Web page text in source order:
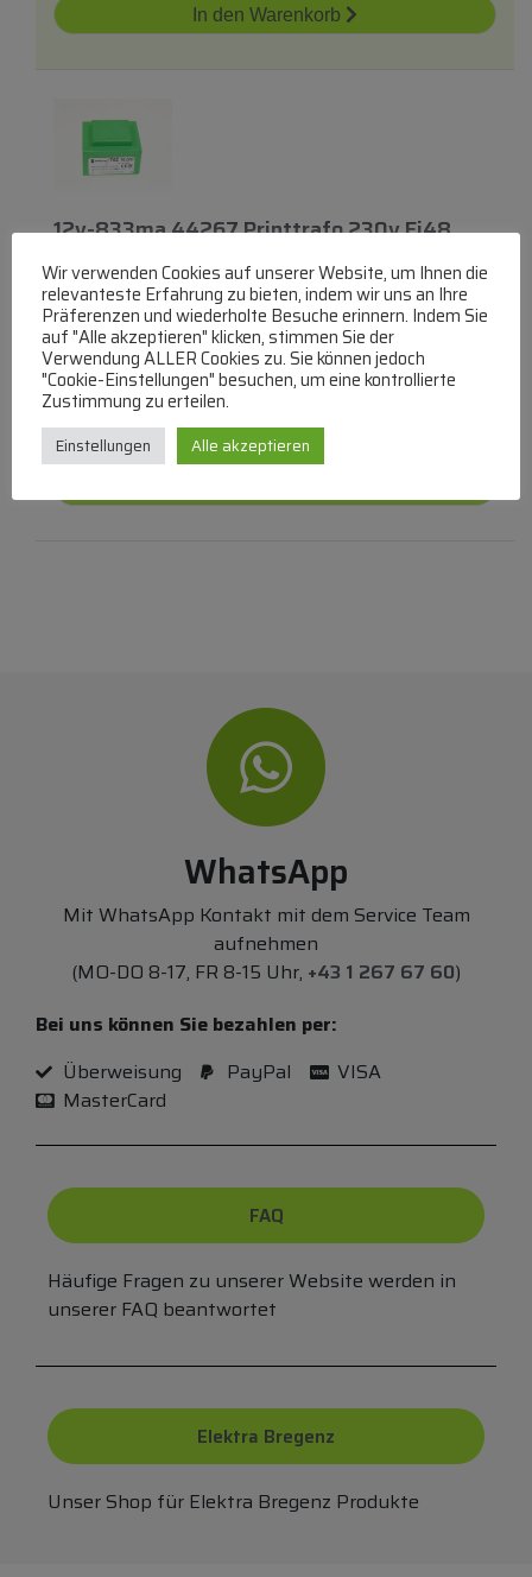
In den Warenkorb
12v-833ma 44267 Printtrafo 230v Ei48
MYRRA
EI48 Printtrafos 1-Ausgang
lieferbar innerhalb von 3 Tagen
€32,78
Zum Produkt
WhatsApp
Mit WhatsApp Kontakt mit dem Service Team
aufnehmen
(MO-DO 8-17, FR 8-15 Uhr, +43 1 267 67 60)
Bei uns können Sie bezahlen per:
Überweisung
PayPal
VISA
MasterCard
FAQ
Häufige Fragen zu unserer Website werden in
unserer FAQ beantwortet
Elektra Bregenz
Unser Shop für Elektra Bregenz Produkte
Wir verwenden Cookies auf unserer Website, um Ihnen die
relevanteste Erfahrung zu bieten, indem wir uns an Ihre
Präferenzen und wiederholte Besuche erinnern. Indem Sie
auf "Alle akzeptieren" klicken, stimmen Sie der
Verwendung ALLER Cookies zu. Sie können jedoch
"Cookie-Einstellungen" besuchen, um eine kontrollierte
Zustimmung zu erteilen.
Einstellungen Alle akzeptieren